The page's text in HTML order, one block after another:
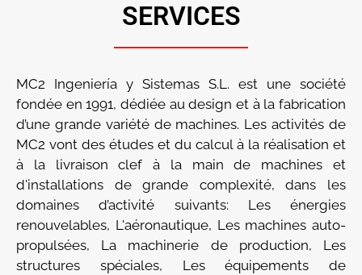
SERVICES
MC2 Ingeniería y Sistemas S.L. est une société
fondée en 1991, dédiée au design et à la fabrication
d’une grande variété de machines. Les activités de
MC2 vont des études et du calcul à la réalisation et
à la livraison clef à la main de machines et
d'installations de grande complexité, dans les
domaines d’activité suivants: Les énergies
renouvelables, L'aéronautique, Les machines auto-
propulsées, La machinerie de production, Les
structures spéciales, Les équipements de